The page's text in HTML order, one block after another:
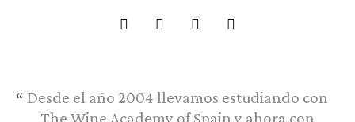
Desde el año 2004 llevamos estudiando con
The Wine Academy of Spain y ahora con